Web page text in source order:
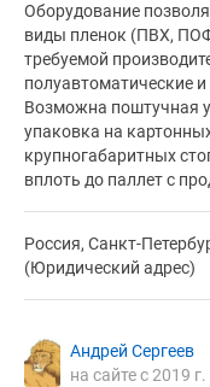
Оборудование
виды пленок (ПВХ,
требуемой
полуавтоматические
Возможна поштучная
упаковка на
крупногабаритных
вплоть до паллет с
Россия, Санкт-
(Юридический адрес)
Андрей Сергеев
на сайте с 2019 г.